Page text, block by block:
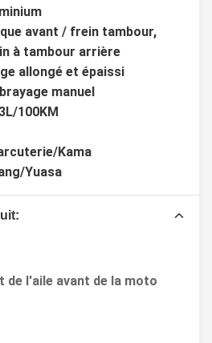
avant / frein tambour,
à tambour arrière
allongé et épaissi
manuel
100KM
Kama
Yuasa
de l'aile avant de la moto